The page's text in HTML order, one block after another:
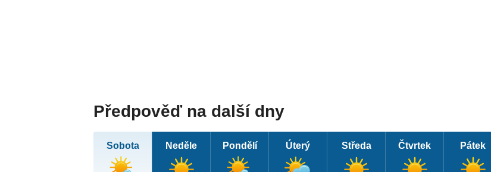
Předpověď na další dny
Sobota Neděle Pondělí Úterý Středa Čtvrtek Pátek